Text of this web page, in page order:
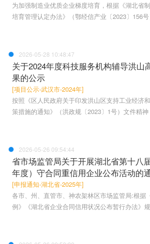
为加强制造业优质企业梯度培育，根据《湖北省
培育管理认定办法》（鄂经信产业〔2023〕156
2026-05-28 10:48:47
关于2024年度科技服务机构辅导洪山
果的公示
[项目公示-武汉市-2024年]
按照《区人民政府关于印发洪山区支持工业经济
策措施的通知》（洪政规〔2023〕1号）文件精
2026-05-26 09:54:44
省市场监管局关于开展湖北省第十八
年度）守合同重信用企业公布活动的
[申报通知-湖北省-2025年]
各市、州、直管市、神农架林区市场监管局:根据
例》《湖北省企业合同信用状况公布暂行办法》